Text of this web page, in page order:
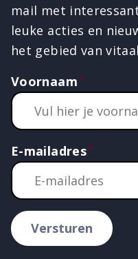
mail met
leuke acties en
het gebied van
Voornaam
E-mailadres
Versturen